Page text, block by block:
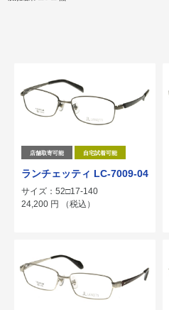
店舗取寄可能 自宅試着可能
ランチェッティ LC-7009-04
サイズ：52□17-140
24,200 円 （税込）